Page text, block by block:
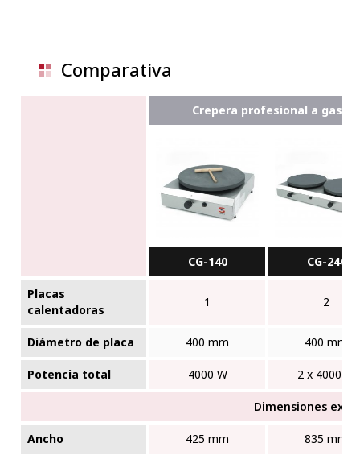
Comparativa
Crepera profesional a gas
CG-140 CG-240
Placas
calentadoras
1 2
Diámetro de placa 400 mm 400 mm
Potencia total 4000 W 2 x 4000 W
Dimensiones
Ancho 425 mm 835 mm